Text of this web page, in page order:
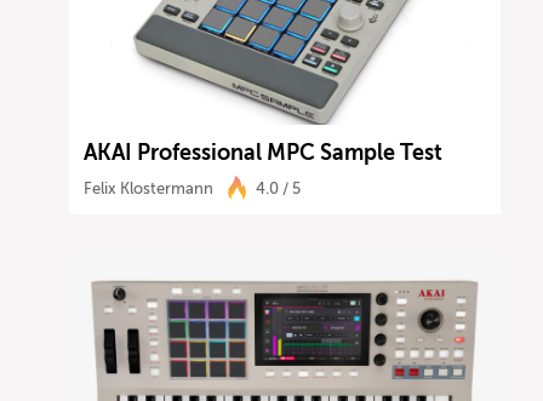
AKAI Professional MPC Sample Test
Felix Klostermann 4.0 / 5